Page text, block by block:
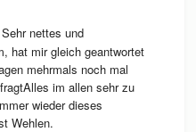
Sehr nettes und
hat mir gleich geantwortet
mehrmals noch mal
im allen sehr zu
wieder dieses
Wehlen.